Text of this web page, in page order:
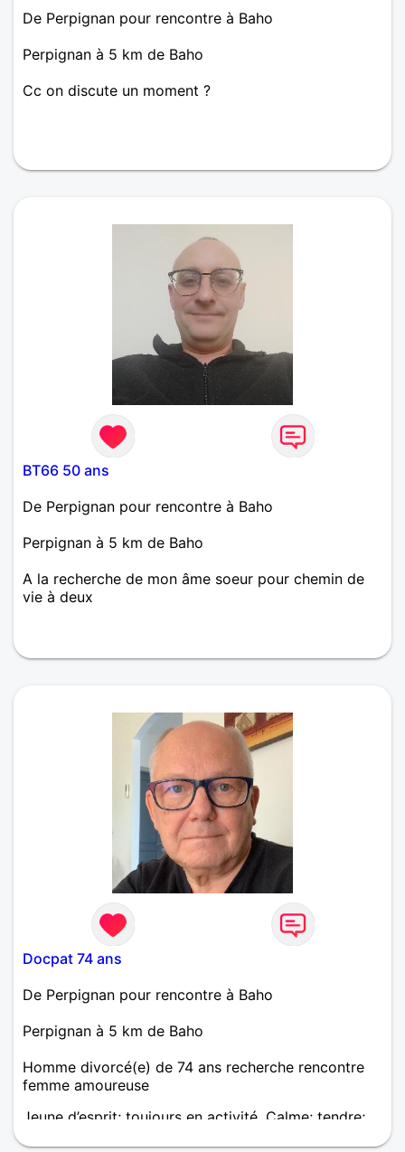
De Perpignan pour rencontre à Baho
Perpignan à 5 km de Baho
Cc on discute un moment ?
BT66 50 ans
De Perpignan pour rencontre à Baho
Perpignan à 5 km de Baho
A la recherche de mon âme soeur pour chemin de
vie à deux
Docpat 74 ans
De Perpignan pour rencontre à Baho
Perpignan à 5 km de Baho
Homme divorcé(e) de 74 ans recherche rencontre
femme amoureuse
Jeune d’esprit; toujours en activité. Calme; tendre;